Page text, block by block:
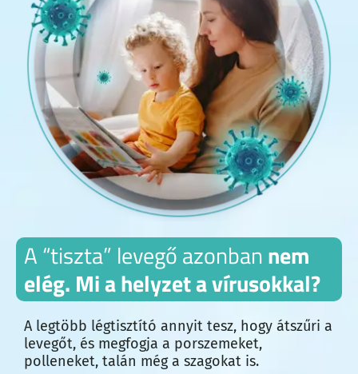
A “tiszta” levegő azonbannem
elég. Mi a helyzet a vírusokkal?
A legtöbb légtisztító annyit tesz, hogy átszűri a
levegőt, és megfogja a porszemeket,
polleneket, talán még a szagokat is.